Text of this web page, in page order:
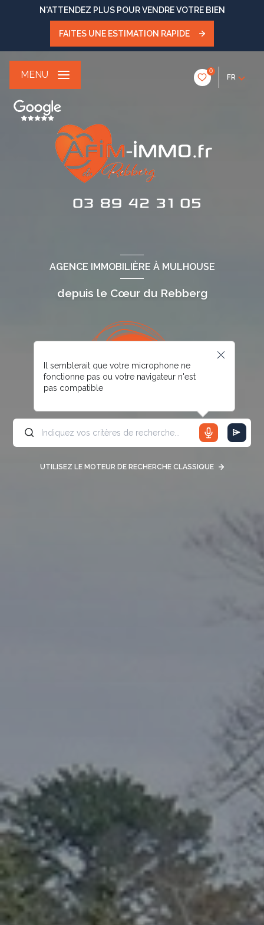
N'ATTENDEZ PLUS POUR VENDRE VOTRE BIEN
FAITES UNE ESTIMATION RAPIDE
0
FR
MENU
AGENCE IMMOBILIÈRE À MULHOUSE
depuis le Cœur du Rebberg
Il semblerait que votre microphone ne
fonctionne pas ou votre navigateur n'est
pas compatible
UTILISEZ LE MOTEUR DE RECHERCHE CLASSIQUE